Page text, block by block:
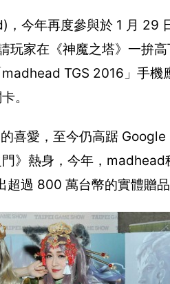
今年再度參與於 1 月 29
家在《神魔之塔》一拚
TGS 2016」手機
。
喜愛，至今仍高踞
》熱身，今年，
過 800 萬台幣的實體贈